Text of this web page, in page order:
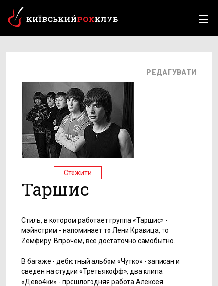
РЕДАГУВАТИ
Стежити
Таршис
Стиль, в котором работает группа «Таршис» -
мэйнстрим - напоминает то Лени Кравица, то
Zемфиру. Впрочем, все достаточно самобытно.
В багаже - дебютный альбом «Чутко» - записан и
сведен на студии «Третьякофф», два клипа:
«Дево4ки» - прошлогодняя работа Алексея